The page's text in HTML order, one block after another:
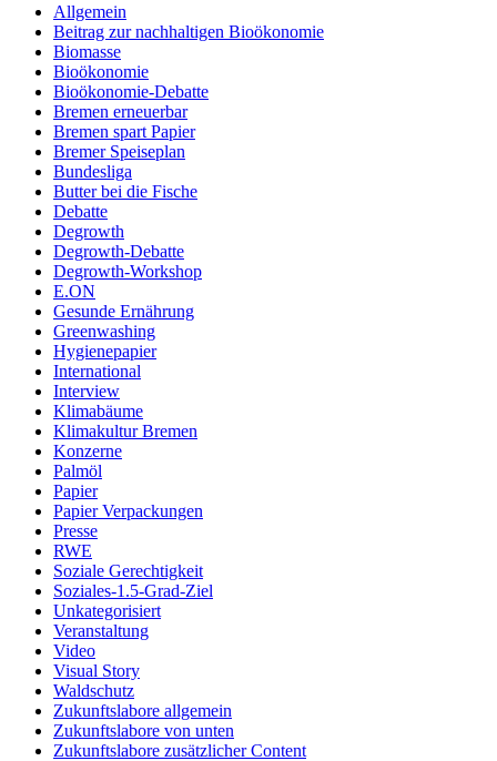
Allgemein
Beitrag zur nachhaltigen Bioökonomie
Biomasse
Bioökonomie
Bioökonomie-Debatte
Bremen erneuerbar
Bremen spart Papier
Bremer Speiseplan
Bundesliga
Butter bei die Fische
Debatte
Degrowth
Degrowth-Debatte
Degrowth-Workshop
E.ON
Gesunde Ernährung
Greenwashing
Hygienepapier
International
Interview
Klimabäume
Klimakultur Bremen
Konzerne
Palmöl
Papier
Papier Verpackungen
Presse
RWE
Soziale Gerechtigkeit
Soziales-1.5-Grad-Ziel
Unkategorisiert
Veranstaltung
Video
Visual Story
Waldschutz
Zukunftslabore allgemein
Zukunftslabore von unten
Zukunftslabore zusätzlicher Content